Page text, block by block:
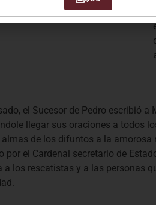
el Sucesor de Pedro escribió
llegar sus oraciones a todos
de los difuntos a la amorosa
por el Cardenal secretario de
los rescatistas y a las personas